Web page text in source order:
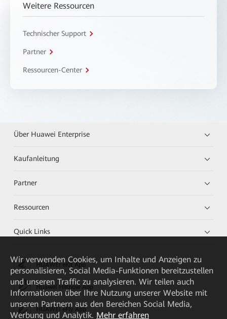
Weitere Ressourcen
Technischer Support
Partner
Ressourcen-Center
Über Huawei Enterprise
Kaufanleitung
Partner
Ressourcen
Quick Links
HUAWEI eKit App
Huawei HiKnow App
HUAWEI eFly App
Wir verwenden Cookies, um Inhalte und Anzeigen zu
personalisieren, Social Media-Funktionen bereitzustellen
und unseren Traffic zu analysieren. Wir teilen auch
Informationen über Ihre Nutzung unserer Website mit
unseren Partnern aus den Bereichen Social Media,
Werbung und Analytik. Mehr erfahren